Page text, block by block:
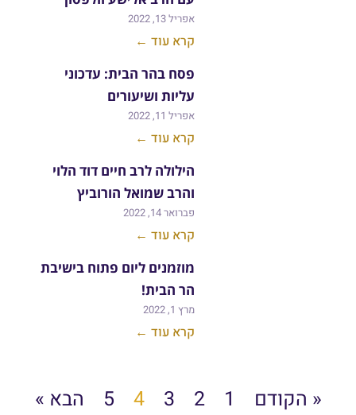
אפריל 13, 2022
קרא עוד ←
פסח בהר הבית: עדכוני
עליות ושיעורים
אפריל 11, 2022
קרא עוד ←
הילולה לרב חיים דוד הלוי
והרב שמואל הורוביץ
פברואר 14, 2022
קרא עוד ←
מוזמנים ליום פתוח בישיבת
הר הבית!
מרץ 1, 2022
קרא עוד ←
« הקודם 1
2
3
4
5 הבא »